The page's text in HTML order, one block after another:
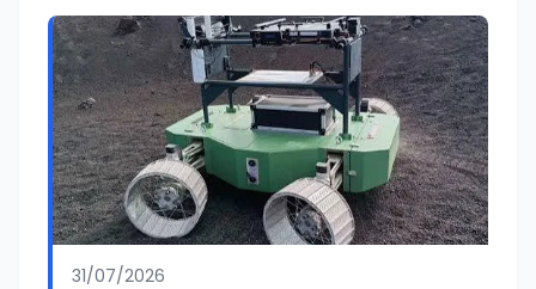
attive del lavoro e delle dinamiche che
legano istruzione, occupazione e
sviluppo delle competenze. Alla
preparazione economica e professionale
affianca una grande passione per la
lettura e per il giornalismo, che ne
arricchiscono il profilo umano e
culturale. Spazia con disinvoltura tra
diverse tematiche, offrendo sempre il
proprio punto di vista con equilibrio,
sensibilità e spirito critico.
31/07/2026